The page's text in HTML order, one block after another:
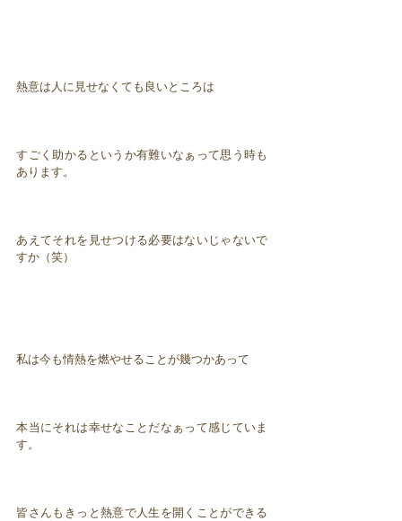
熱意は人に見せなくても良いところは
すごく助かるというか有難いなぁって思う時も
あります。
あえてそれを見せつける必要はないじゃないで
すか（笑）
私は今も情熱を燃やせることが幾つかあって
本当にそれは幸せなことだなぁって感じていま
す。
皆さんもきっと熱意で人生を開くことができる